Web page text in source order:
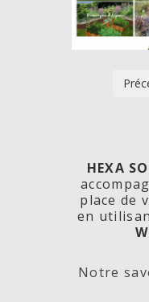
HEXA
place de
en
Notre